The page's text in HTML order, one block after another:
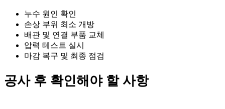
누수 원인 확인
손상 부위 최소 개방
배관 및 연결 부품 교체
압력 테스트 실시
마감 복구 및 최종 점검
공사 후 확인해야 할 사항